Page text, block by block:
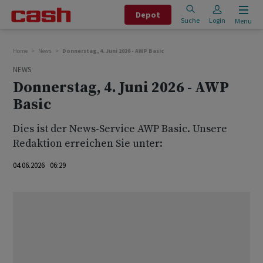
Depot
Suche Login Menu
Home News Donnerstag, 4. Juni 2026 - AWP Basic
NEWS
Donnerstag, 4. Juni 2026 - AWP
Basic
Dies ist der News-Service AWP Basic. Unsere
Redaktion erreichen Sie unter:
04.06.2026 06:29